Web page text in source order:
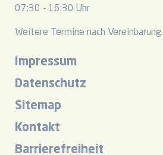
07:30 - 16:30 Uhr
Weitere Termine nach Vereinbarung.
Impressum
Datenschutz
Sitemap
Kontakt
Barrierefreiheit